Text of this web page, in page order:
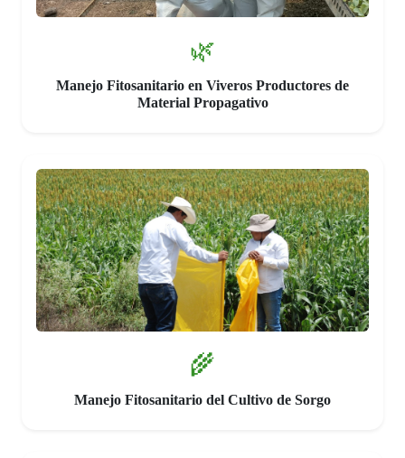
🌿
Manejo Fitosanitario en Viveros Productores de
Material Propagativo
🌾
Manejo Fitosanitario del Cultivo de Sorgo